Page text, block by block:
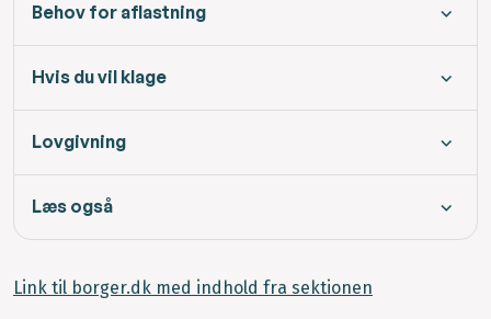
Behov for aflastning
Hvis du vil klage
Lovgivning
Læs også
Link til borger.dk med indhold fra sektionen